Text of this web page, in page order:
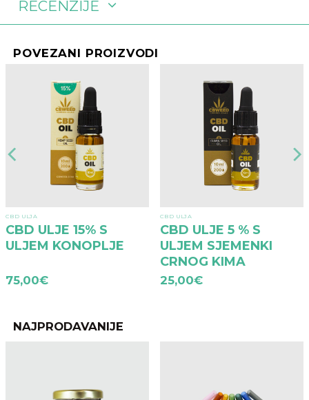
RECENZIJE
POVEZANI PROIZVODI
CBD ULJA
CBD ULJE 15% S
ULJEM KONOPLJE
75,00€
CBD ULJA
CBD ULJE 5 % S
ULJEM SJEMENKI
CRNOG KIMA
25,00€
NAJPRODAVANIJE